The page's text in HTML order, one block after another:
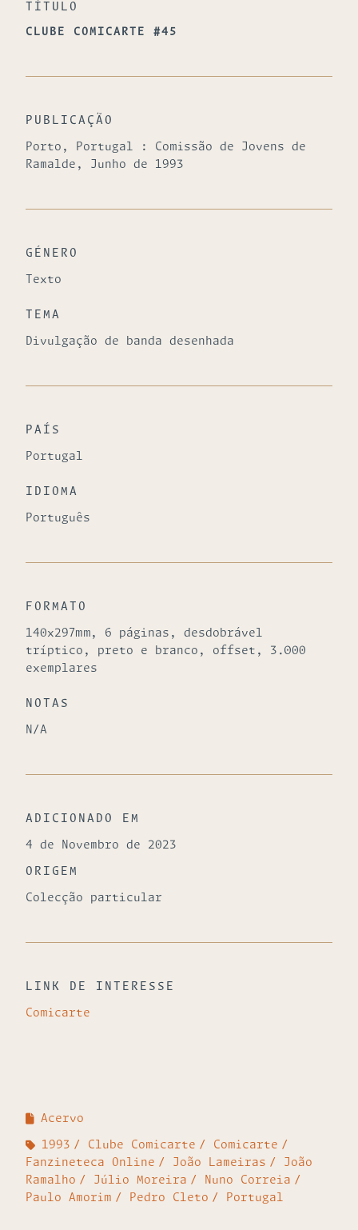
TÍTULO
CLUBE COMICARTE #45
PUBLICAÇÃO
Porto, Portugal : Comissão de Jovens de
Ramalde, Junho de 1993
GÉNERO
Texto
TEMA
Divulgação de banda desenhada
PAÍS
Portugal
IDIOMA
Português
FORMATO
140x297mm, 6 páginas, desdobrável
tríptico, preto e branco, offset, 3.000
exemplares
NOTAS
N/A
ADICIONADO EM
4 de Novembro de 2023
ORIGEM
Colecção particular
LINK DE INTERESSE
Comicarte
Acervo
1993 Clube Comicarte
Comicarte
Fanzineteca Online
João Lameiras
João
Ramalho
Júlio Moreira
Nuno Correia
Paulo Amorim
Pedro Cleto Portugal